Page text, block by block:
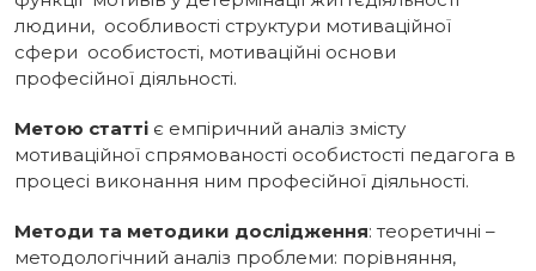
людини, особливості структури мотиваційної
сфери особистості, мотиваційні основи
професійної діяльності.
Метою статті є емпіричний аналіз змісту
мотиваційної спрямованості особистості педагога в
процесі виконання ним професійної діяльності.
Методи та методики дослідження: теоретичні –
методологічний аналіз проблеми: порівняння,